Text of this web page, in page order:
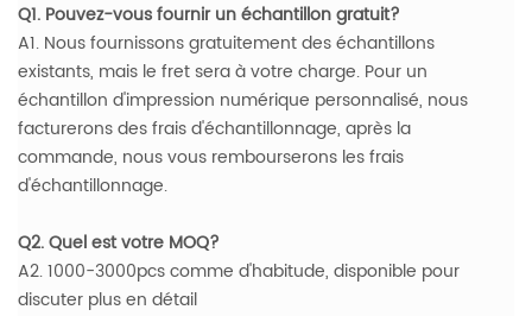
Q1. Pouvez-vous fournir un échantillon gratuit?
A1. Nous fournissons gratuitement des échantillons
existants, mais le fret sera à votre charge. Pour un
échantillon d'impression numérique personnalisé, nous
facturerons des frais d'échantillonnage, après la
commande, nous vous rembourserons les frais
d'échantillonnage.
Q2. Quel est votre MOQ?
A2. 1000-3000pcs comme d'habitude, disponible pour
discuter plus en détail